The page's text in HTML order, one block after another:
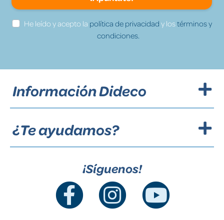
He leído y acepto la política de privacidad y lostérminos y
condiciones.
Información Dideco
¿Te ayudamos?
¡Síguenos!